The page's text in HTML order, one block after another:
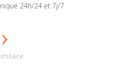
24h/24 et 7j/7